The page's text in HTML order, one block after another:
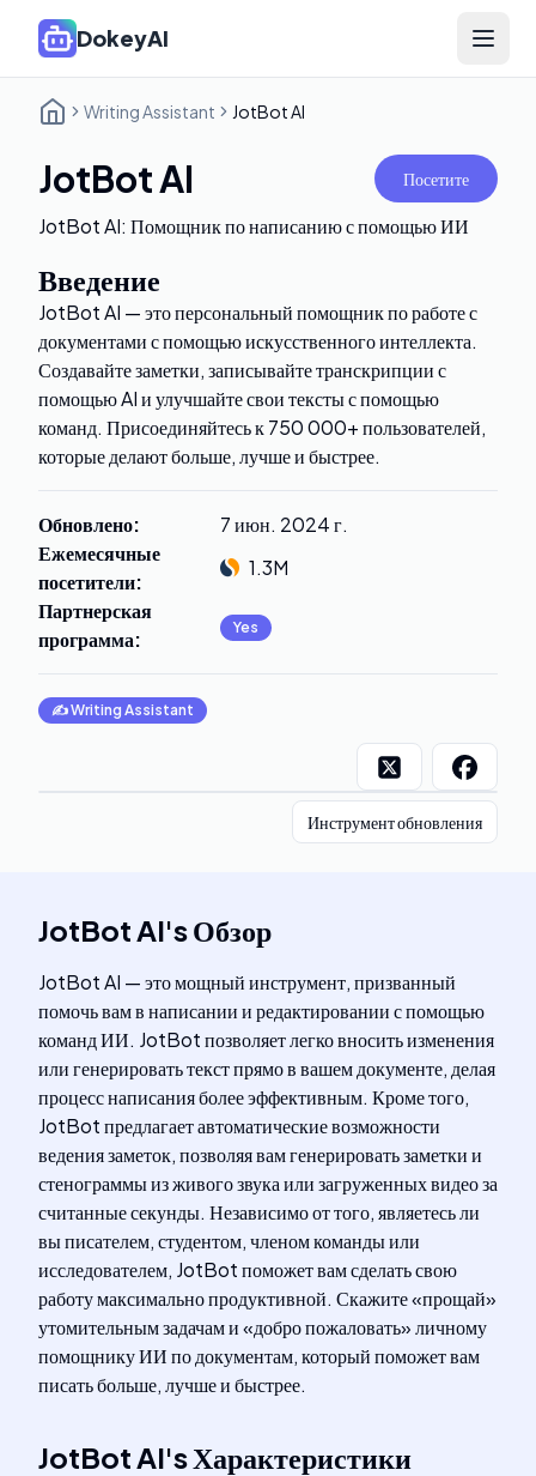
DokeyAI Open
Writing Assistant JotBot AI
JotBot AI Посетите
JotBot AI: Помощник по написанию с помощью ИИ
Введение
JotBot AI — это персональный помощник по работе с
документами с помощью искусственного интеллекта.
Создавайте заметки, записывайте транскрипции с
помощью AI и улучшайте свои тексты с помощью
команд. Присоединяйтесь к 750 000+ пользователей,
которые делают больше, лучше и быстрее.
Обновлено:
7 июн. 2024 г.
Ежемесячные
посетители:
1.3M
Партнерская
программа: Yes
✍️Writing Assistant
Инструмент обновления
JotBot AI'sОбзор
JotBot AI — это мощный инструмент, призванный
помочь вам в написании и редактировании с помощью
команд ИИ. JotBot позволяет легко вносить изменения
или генерировать текст прямо в вашем документе, делая
процесс написания более эффективным. Кроме того,
JotBot предлагает автоматические возможности
ведения заметок, позволяя вам генерировать заметки и
стенограммы из живого звука или загруженных видео за
считанные секунды. Независимо от того, являетесь ли
вы писателем, студентом, членом команды или
исследователем, JotBot поможет вам сделать свою
работу максимально продуктивной. Скажите «прощай»
утомительным задачам и «добро пожаловать» личному
помощнику ИИ по документам, который поможет вам
писать больше, лучше и быстрее.
JotBot AI'sХарактеристики